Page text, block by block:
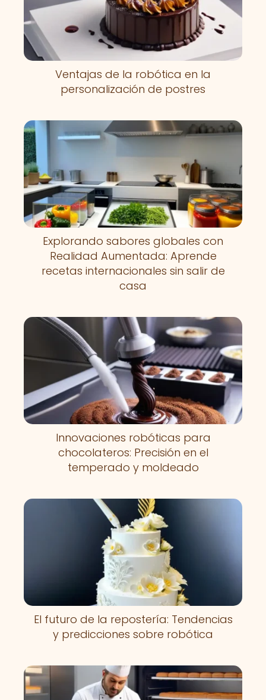
Ventajas de la robótica en la
personalización de postres
Explorando sabores globales con
Realidad Aumentada: Aprende
recetas internacionales sin salir de
casa
Innovaciones robóticas para
chocolateros: Precisión en el
temperado y moldeado
El futuro de la repostería: Tendencias
y predicciones sobre robótica